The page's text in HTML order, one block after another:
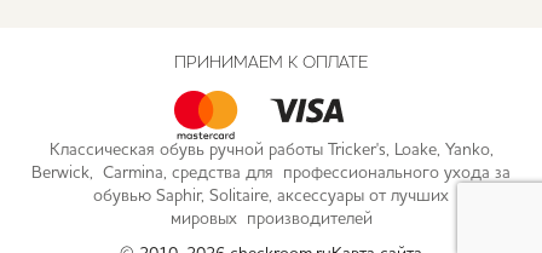
Классическая обувь ручной работы Tricker's, Loake, Yanko,
Berwick, Carmina, средства для профессионального ухода за
обувью Saphir, Solitaire, аксессуары от лучших
мировых производителей
ПРИНИМАЕМ К ОПЛАТЕ